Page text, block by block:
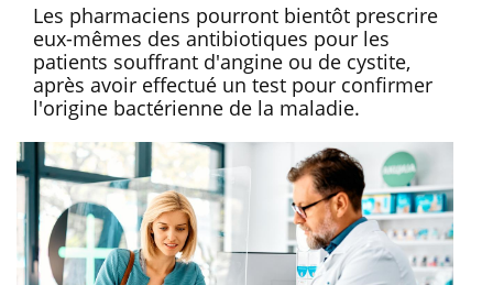
Les pharmaciens pourront bientôt prescrire
eux-mêmes des antibiotiques pour les
patients souffrant d'angine ou de cystite,
après avoir effectué un test pour confirmer
l'origine bactérienne de la maladie.